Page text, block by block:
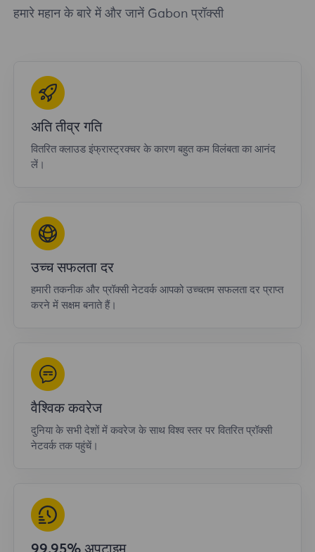
हमारे महान के बारे में और जानें Gabon प्रॉक्सी
अति तीव्र गति
वितरित क्लाउड इंफ्रास्ट्रक्चर के कारण बहुत कम विलंबता का आनंद
लें।
उच्च सफलता दर
हमारी तकनीक और प्रॉक्सी नेटवर्क आपको उच्चतम सफलता दर प्राप्त
करने में सक्षम बनाते हैं।
वैश्विक कवरेज
दुनिया के सभी देशों में कवरेज के साथ विश्व स्तर पर वितरित प्रॉक्सी
नेटवर्क तक पहुंचें।